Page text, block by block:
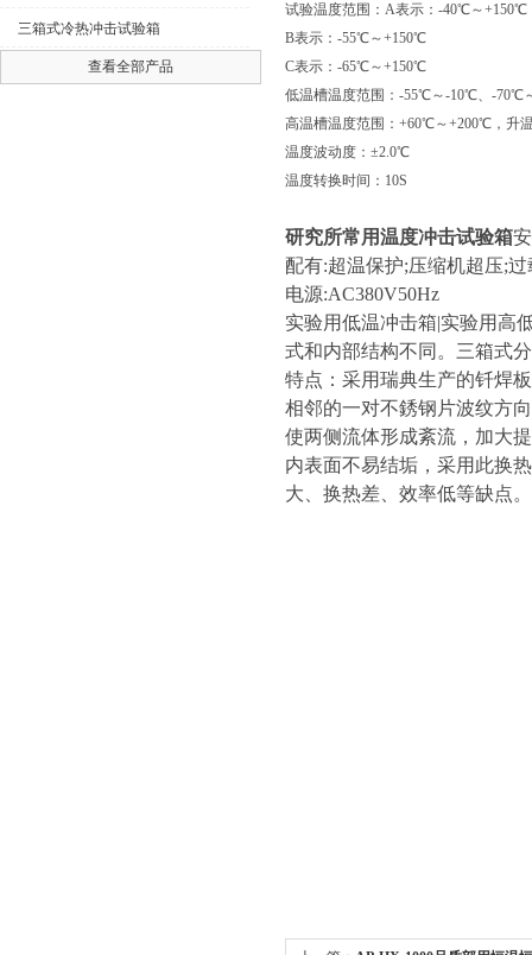
三箱式冷热冲击试验箱
查看全部产品
试验温度范围：A表示：-40℃～+150℃
B表示：-55℃～+150℃
C表示：-65℃～+150℃
低温槽温度范围：-55℃～-10℃、-
高温槽温度范围：+60℃～+200℃，升
温度波动度：±2.0℃
温度转换时间：10S
研究所常用温度冲击试验箱
配有:超温保护;压缩机超压;
电源:AC380V50Hz
实验用低温冲击箱|实验用高
式和内部结构不同。三箱式
特点：采用瑞典生产的钎焊
相邻的一对不銹钢片波纹方
使两侧流体形成紊流，加大
内表面不易结垢，采用此换
大、换热差、效率低等缺点。